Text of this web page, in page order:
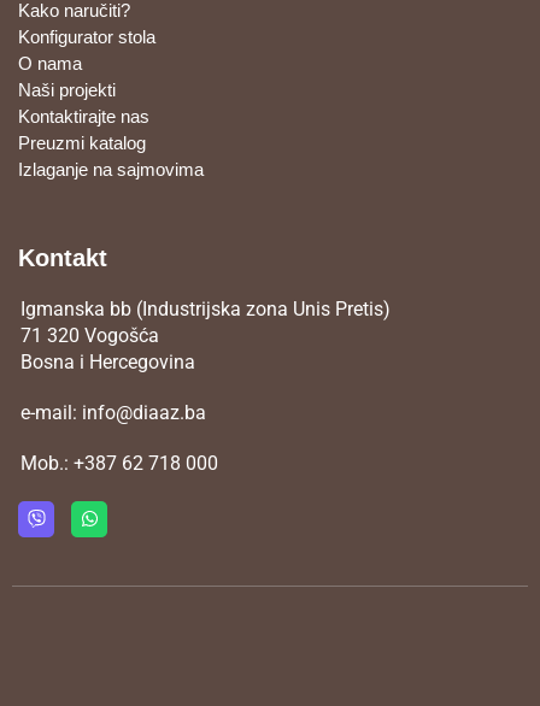
Kako naručiti?
Konfigurator stola
O nama
Naši projekti
Kontaktirajte nas
Preuzmi katalog
Izlaganje na sajmovima
Kontakt
Igmanska bb (Industrijska zona Unis Pretis)
71 320 Vogošća
Bosna i Hercegovina
e-mail: info@diaaz.ba
Mob.: +387 62 718 000